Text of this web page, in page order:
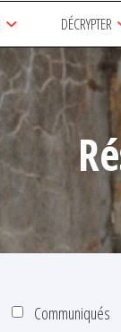
DÉCRYPTER
Communiqués